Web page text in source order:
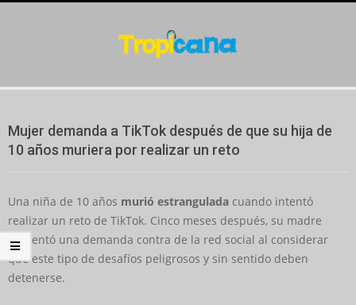
Menu
Mujer demanda a TikTok después de que su hija de
10 años muriera por realizar un reto
Una niña de 10 años murió estrangulada cuando intentó
realizar un reto de TikTok. Cinco meses después, su madre
presentó una demanda contra de la red social al considerar
que este tipo de desafíos peligrosos y sin sentido deben
detenerse.